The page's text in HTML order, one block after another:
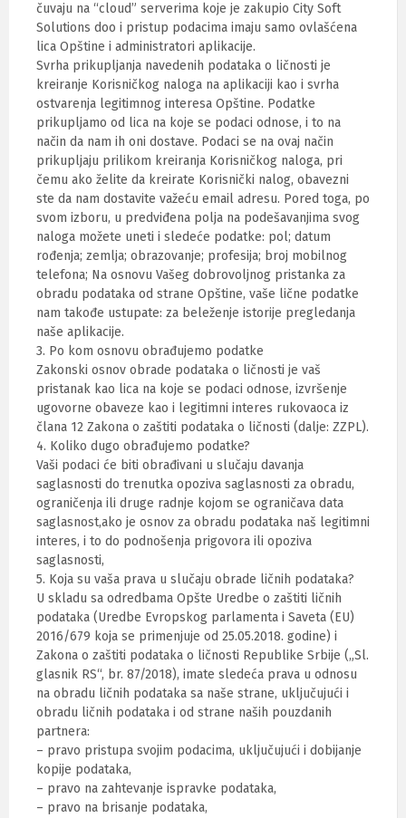
čuvaju na “cloud” serverima koje je zakupio City Soft
Solutions doo i pristup podacima imaju samo ovlašćena
lica Opštine i administratori aplikacije.
Svrha prikupljanja navedenih podataka o ličnosti je
kreiranje Korisničkog naloga na aplikaciji kao i svrha
ostvarenja legitimnog interesa Opštine. Podatke
prikupljamo od lica na koje se podaci odnose, i to na
način da nam ih oni dostave. Podaci se na ovaj način
prikupljaju prilikom kreiranja Korisničkog naloga, pri
čemu ako želite da kreirate Korisnički nalog, obavezni
ste da nam dostavite važeću email adresu. Pored toga, po
svom izboru, u predviđena polja na podešavanjima svog
naloga možete uneti i sledeće podatke: pol; datum
rođenja; zemlja; obrazovanje; profesija; broj mobilnog
telefona; Na osnovu Vašeg dobrovoljnog pristanka za
obradu podataka od strane Opštine, vaše lične podatke
nam takođe ustupate: za beleženje istorije pregledanja
naše aplikacije.
3. Po kom osnovu obrađujemo podatke
Zakonski osnov obrade podataka o ličnosti je vaš
pristanak kao lica na koje se podaci odnose, izvršenje
ugovorne obaveze kao i legitimni interes rukovaoca iz
člana 12 Zakona o zaštiti podataka o ličnosti (dalje: ZZPL).
4. Koliko dugo obrađujemo podatke?
Vaši podaci će biti obrađivani u slučaju davanja
saglasnosti do trenutka opoziva saglasnosti za obradu,
ograničenja ili druge radnje kojom se ograničava data
saglasnost,ako je osnov za obradu podataka naš legitimni
interes, i to do podnošenja prigovora ili opoziva
saglasnosti,
5. Koja su vaša prava u slučaju obrade ličnih podataka?
U skladu sa odredbama Opšte Uredbe o zaštiti ličnih
podataka (Uredbe Evropskog parlamenta i Saveta (EU)
2016/679 koja se primenjuje od 25.05.2018. godine) i
Zakona o zaštiti podataka o ličnosti Republike Srbije („Sl.
glasnik RS“, br. 87/2018), imate sledeća prava u odnosu
na obradu ličnih podataka sa naše strane, uključujući i
obradu ličnih podataka i od strane naših pouzdanih
partnera:
– pravo pristupa svojim podacima, uključujući i dobijanje
kopije podataka,
– pravo na zahtevanje ispravke podataka,
– pravo na brisanje podataka,